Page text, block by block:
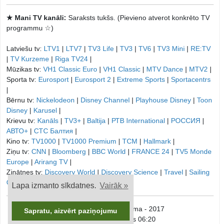
Lapa izmanto sīkdatnes. Vairāk »
Sapratu, aizvērt paziņojumu
★ Mani TV kanāli: Saraksts tukšs. (Pievieno atverot konkrēto TV
programmu ☆)
Latviešu tv: LTV1 | LTV7 | TV3 Life | TV3 | TV6 | TV3 Mini | RE:TV
| TV Kurzeme | Riga TV24 |
Mūzikas tv: VH1 Classic Euro | VH1 Classic | MTV Dance | MTV2 |
Sporta tv: Eurosport | Eurosport 2 | Extreme Sports | Sportacentrs
|
Bērnu tv: Nickelodeon | Disney Channel | Playhouse Disney | Toon
Disney | Karusel |
Krievu tv: Kanāls | TV3+ | Baltija | РТB International | РОССИЯ |
АВТО+ | СТС Балтия |
Kino tv: TV1000 | TV1000 Premium | TCM | Hallmark |
Ziņu tv: CNN | Bloomberg | BBC World | FRANCE 24 | TV5 Monde
Europe | Arirang TV |
Zinātnes tv: Discovery World | Discovery Science | Travel | Sailing
Channel|
© onTV.LV - TV Programma - 2017
Pirmdiena, 10. augusts 06:20